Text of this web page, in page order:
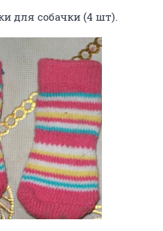
для собачки (4 шт).